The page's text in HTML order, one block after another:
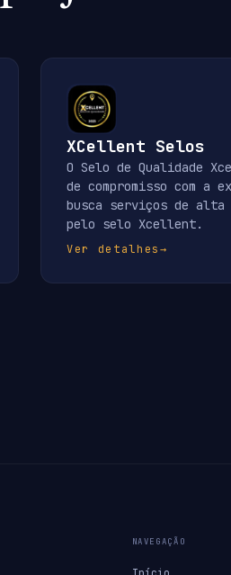
XCellent Selos
O Selo de Qualidade
de compromisso com a
busca serviços de alta
pelo selo Xcellent.
Ver detalhes→
NAVEGAÇÃO